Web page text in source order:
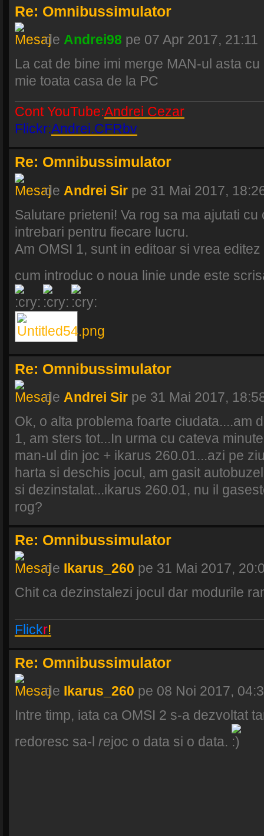
Re: Omnibussimulator
de Andrei98 pe 07 Apr 2017, 21:11
La cat de bine imi merge MAN-ul asta
mie toata casa de la PC
Cont YouTube:Andrei Cezar
Flickr:Andrei.CFRbv
Re: Omnibussimulator
de Andrei Sirpe 31 Mai 2017,
Salutare prieteni! Va rog sa ma ajutati
intrebari pentru fiecare lucru.
Am OMSI 1, sunt in editoar si vrea
cum introduc o noua linie unde este
Re: Omnibussimulator
de Andrei Sirpe 31 Mai 2017,
Ok, o alta problema foarte ciudata....am
1, am sters tot...In urma cu cateva
man-ul din joc + ikarus 260.01...azi pe
harta si deschis jocul, am gasit
si dezinstalat...ikarus 260.01, nu il
rog?
Re: Omnibussimulator
de Ikarus_260 pe 31 Mai 2017,
Chit ca dezinstalezi jocul dar modurile
Flickr!
Re: Omnibussimulator
de Ikarus_260 pe 08 Noi 2017,
Intre timp, iata ca OMSI 2 s-a dezvoltat
redoresc sa-l rejoc o data si o data.